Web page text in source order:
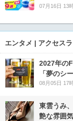
07月16日 13
エンタメ | アクセス
2027年の
「夢のシ
08月05日 17
東雲うみ
艶な雰囲